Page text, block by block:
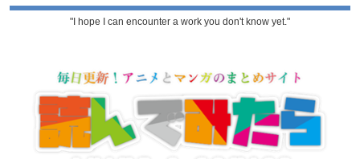
"I hope I can encounter a work you don't know yet."